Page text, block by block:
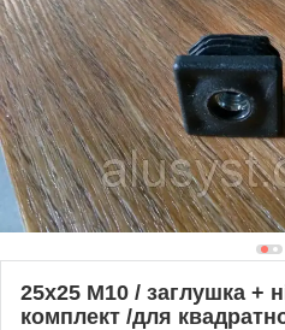
25х25 М10 / заглушка +
комплект /для